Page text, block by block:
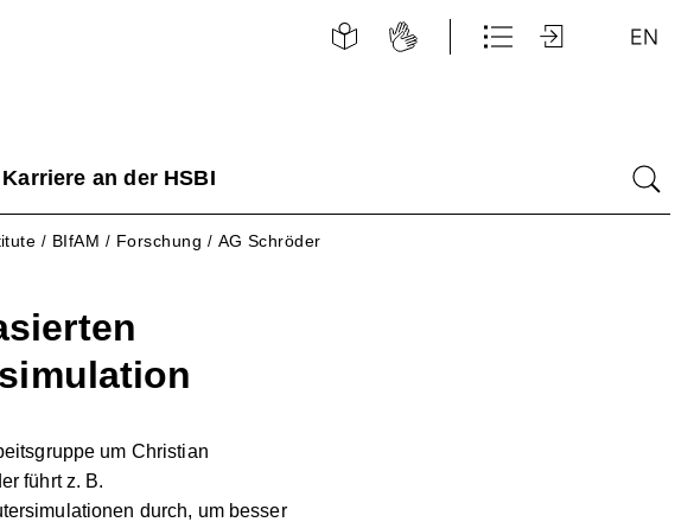
Suche
Karriere an der HSBI
/ BIfAM / Forschung / AG Schröder
um Christian
führt z. B.
durch, um besser